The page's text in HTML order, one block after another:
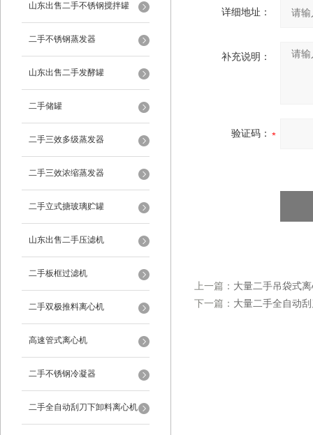
山东出售二手不锈钢搅拌罐
二手不锈钢蒸发器
山东出售二手发酵罐
二手储罐
二手三效多级蒸发器
二手三效浓缩蒸发器
二手立式搪玻璃贮罐
山东出售二手压滤机
二手板框过滤机
二手双极推料离心机
高速管式离心机
二手不锈钢冷凝器
二手全自动刮刀下卸料离心机
详细地址：
补充说明：
验证码：
上一篇： 大量二手吊袋式
下一篇： 大量二手全自动